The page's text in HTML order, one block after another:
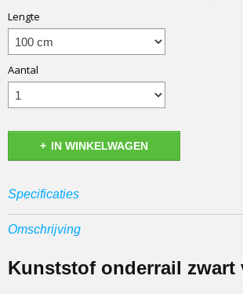
Lengte
Aantal
IN WINKELWAGEN
Specificaties
Afmetingen (l,b,h)
Omschrijving
Kunststof onderrail zwart